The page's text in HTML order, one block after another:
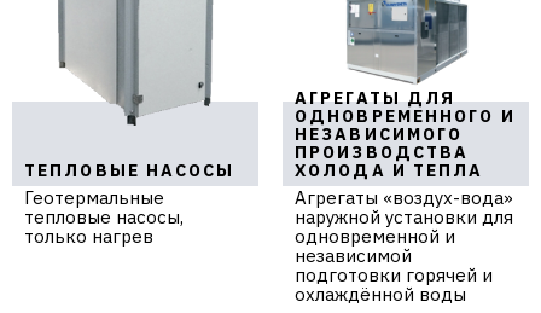
ТЕПЛОВЫЕ НАСОСЫ
Геотермальные
тепловые насосы,
только нагрев
АГРЕГАТЫ ДЛЯ
ОДНОВРЕМЕННОГО И
НЕЗАВИСИМОГО
ПРОИЗВОДСТВА
ХОЛОДА И ТЕПЛА
Агрегаты «воздух-вода»
наружной установки для
одновременной и
независимой
подготовки горячей и
охлаждённой воды